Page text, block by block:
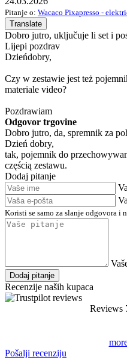
Pitanje o: Wacaco Pixapresso -
Translate
Dobro jutro, uključuje li set i
Lijepi pozdrav
Dzieńdobry,
Czy w zestawie jest też
materiale video?
Pozdrawiam
Odgovor trgovine
Dobro jutro, da, spremnik za
Dzień dobry,
tak, pojemnik do
częścią zestawu.
Dodaj pitanje
Koristi se samo za slanje odgovora i
Dodaj pitanje
Recenzije naših kupaca
Reviews
Pošalji recenziju